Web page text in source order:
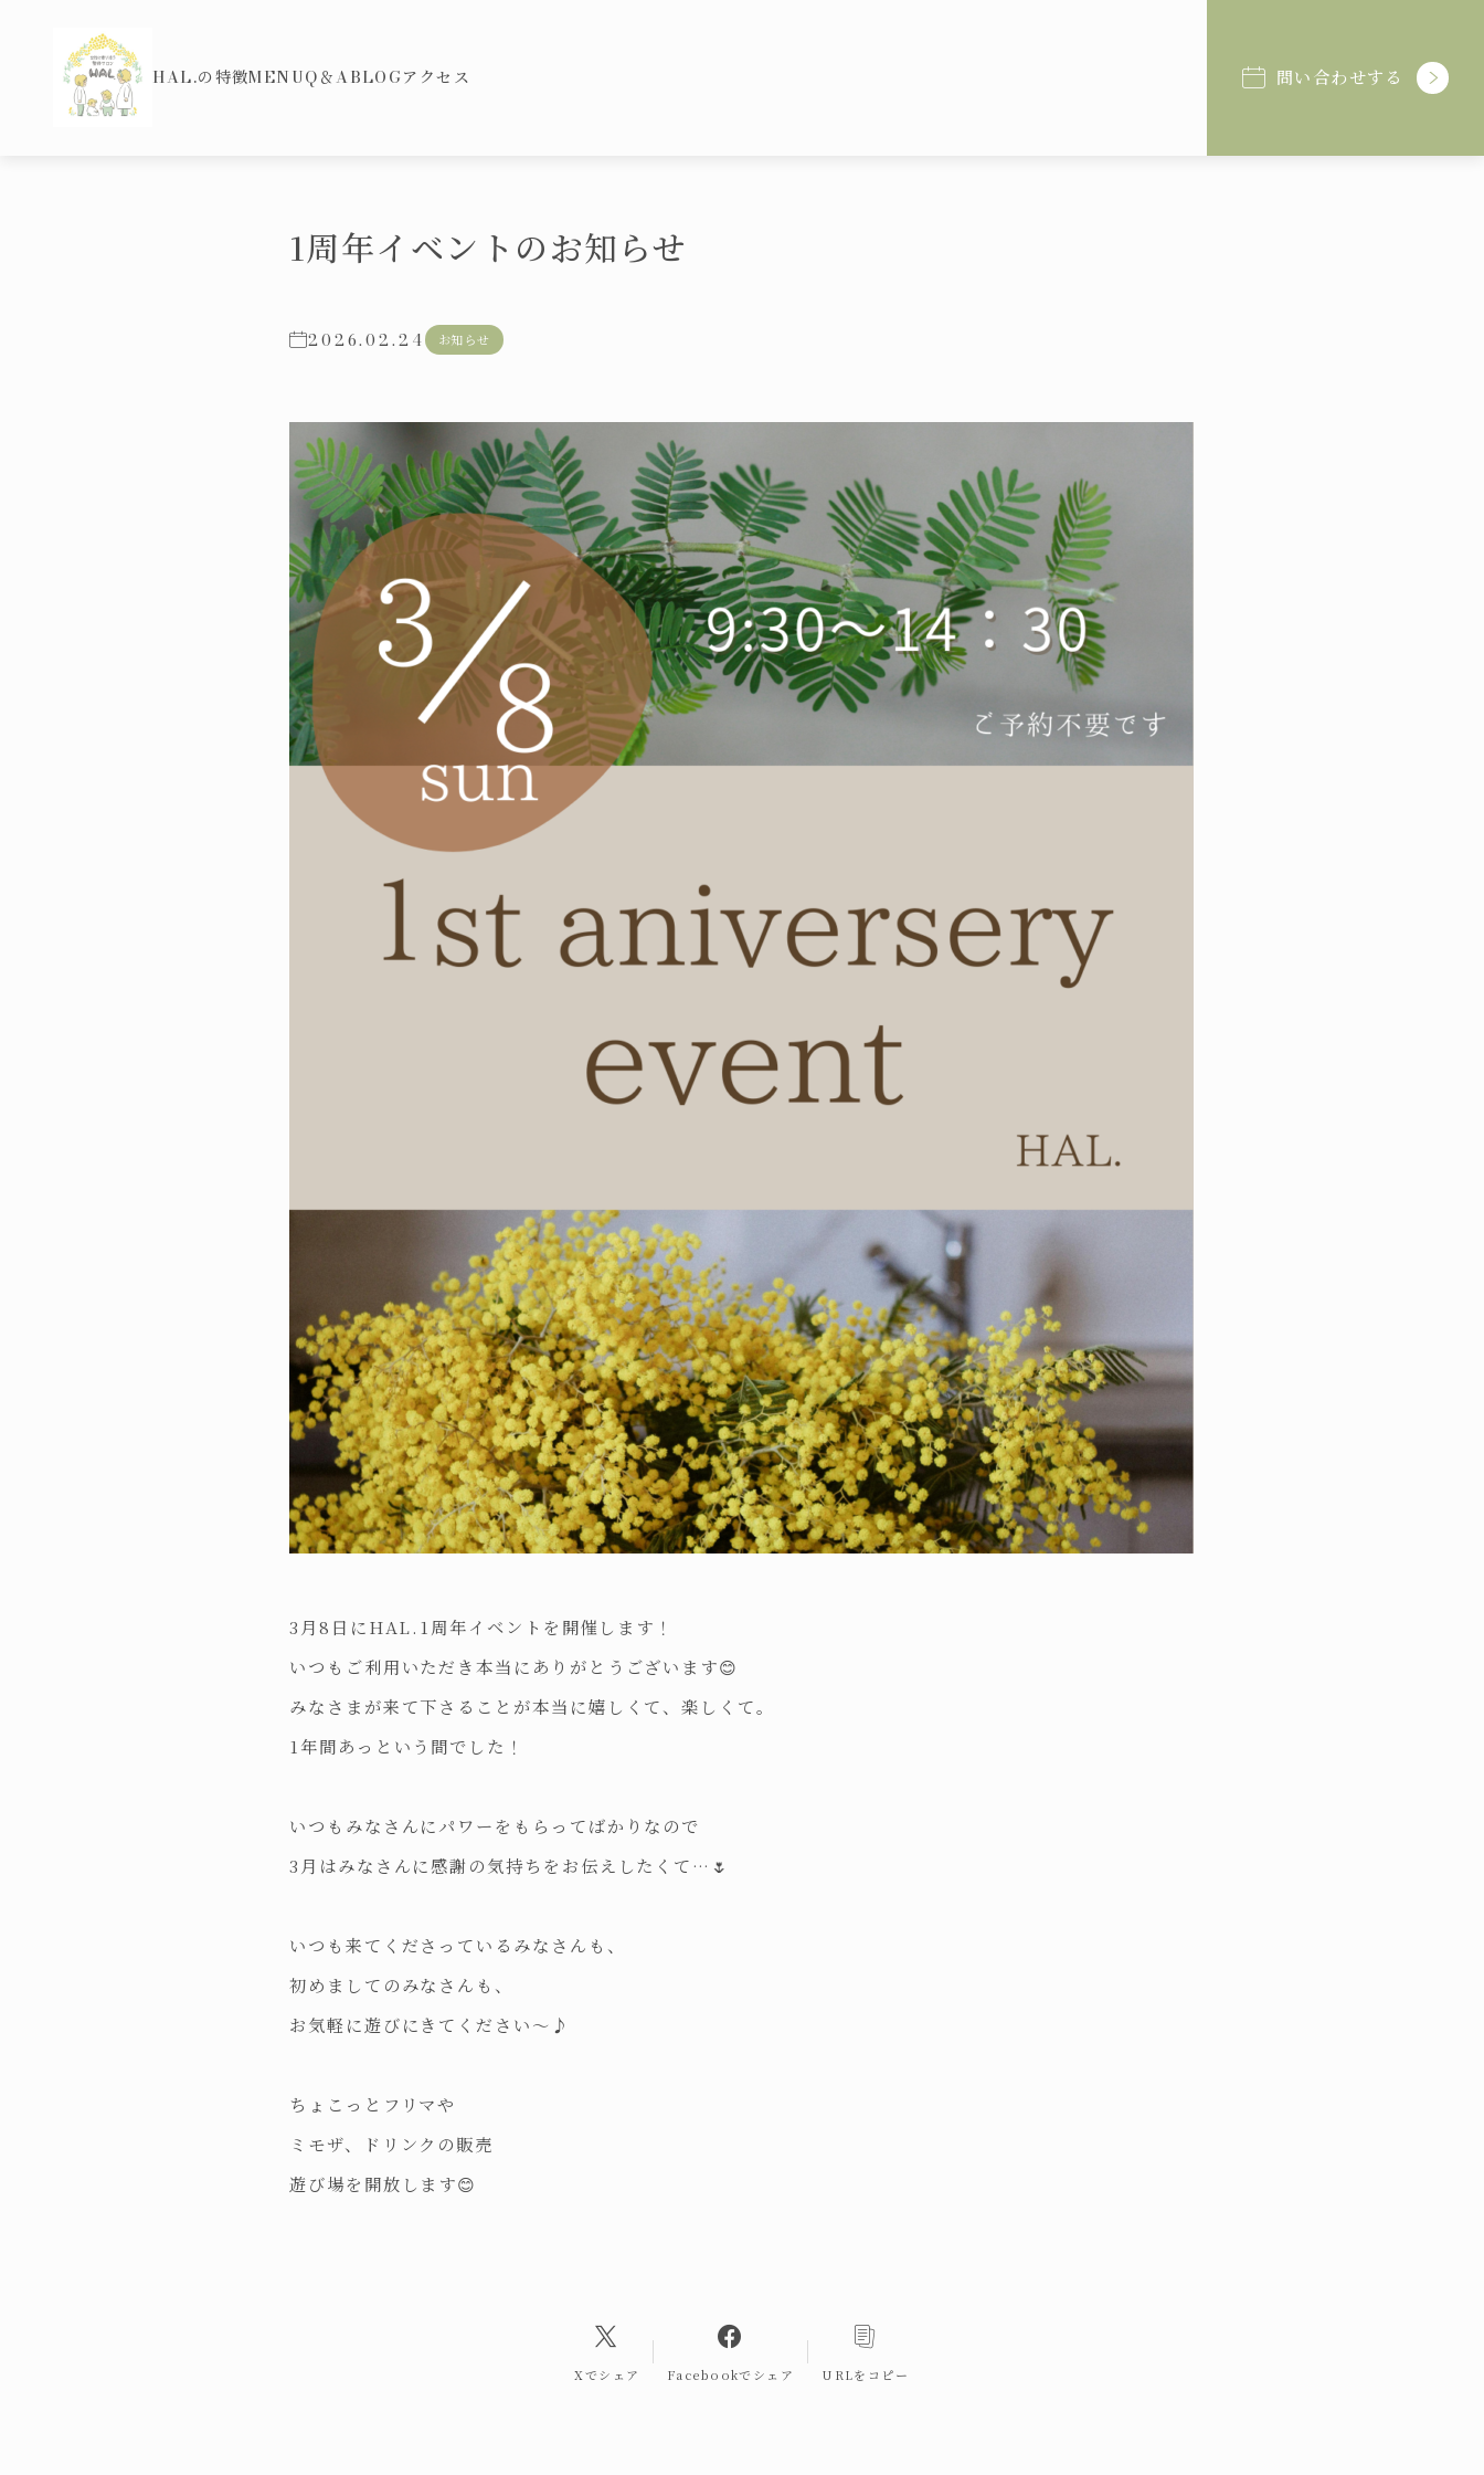
HAL.の特徴MENUQ＆ABLOGアクセス 問い合わせする
1周年イベントのお知らせ
2026.02.24 お知らせ
3月8日にHAL.1周年イベントを開催します！
いつもご利用いただき本当にありがとうございます😊
みなさまが来て下さることが本当に嬉しくて、楽しくて。
1年間あっという間でした！
いつもみなさんにパワーをもらってばかりなので
3月はみなさんに感謝の気持ちをお伝えしたくて…🌷
いつも来てくださっているみなさんも、
初めましてのみなさんも、
お気軽に遊びにきてください～♪
ちょこっとフリマや
ミモザ、ドリンクの販売
遊び場を開放します😊
Xでシェア Facebookでシェア URLをコピー